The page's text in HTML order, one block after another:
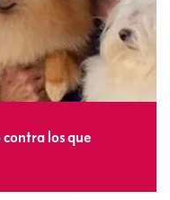
los que